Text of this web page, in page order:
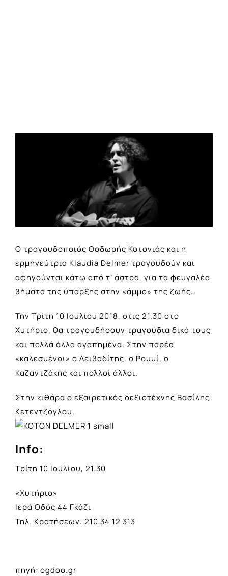
Ο τραγουδοποιός Θοδωρής Κοτονιάς και η
ερμηνεύτρια Klaudia Delmer τραγουδούν και
αφηγούνται κάτω από τ’ άστρα, για τα φευγαλέα
βήματα της ύπαρξης στην «άμμο» της ζωής…
Την Τρίτη 10 Ιουλίου 2018, στις 21.30 στο
Χυτήριο, θα τραγουδήσουν τραγούδια δικά τους
και πολλά άλλα αγαπημένα. Στην παρέα
«καλεσμένοι» ο Λειβαδίτης, ο Ρουμί, ο
Καζαντζάκης και πολλοί άλλοι.
Στην κιθάρα ο εξαιρετικός δεξιοτέχνης Βασίλης
Κετεντζόγλου.
Info:
Τρίτη 10 Ιουλίου, 21.30
«Χυτήριο»
Ιερά Οδός 44 Γκάζι
Τηλ. Κρατήσεων: 210 34 12 313
πηγή: ogdoo.gr